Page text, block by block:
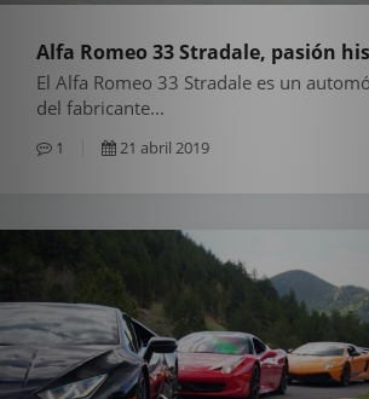
Alfa Romeo 33 Stradale, pasión
El Alfa Romeo 33 Stradale es un
del fabricante...
1 21 abril 2019